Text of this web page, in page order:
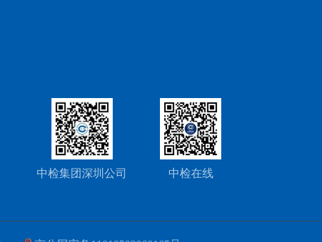
中检集团深圳公司 中检在线